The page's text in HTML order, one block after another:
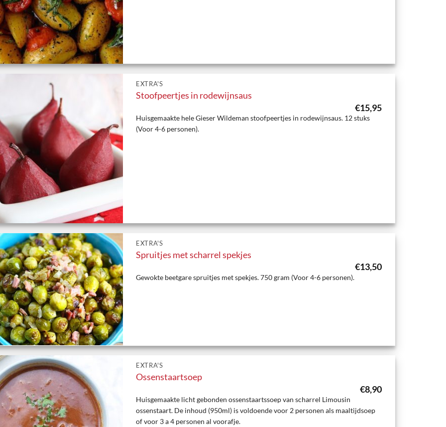
EXTRA'S
Stoofpeertjes in rodewijnsaus
€15,95
Huisgemaakte hele Gieser Wildeman stoofpeertjes in rodewijnsaus. 12 stuks
(Voor 4-6 personen).
EXTRA'S
Spruitjes met scharrel spekjes
€13,50
Gewokte beetgare spruitjes met spekjes. 750 gram (Voor 4-6 personen).
EXTRA'S
Ossenstaartsoep
€8,90
Huisgemaakte licht gebonden ossenstaartssoep van scharrel Limousin
ossenstaart. De inhoud (950ml) is voldoende voor 2 personen als maaltijdsoep
of voor 3 a 4 personen al voorafje.